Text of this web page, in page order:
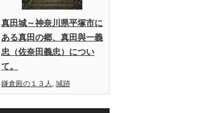
真田城～神奈川県平塚市に
ある真田の郷、真田與一義
忠（佐奈田義忠）につい
て。
鎌倉殿の１３人 , 城跡